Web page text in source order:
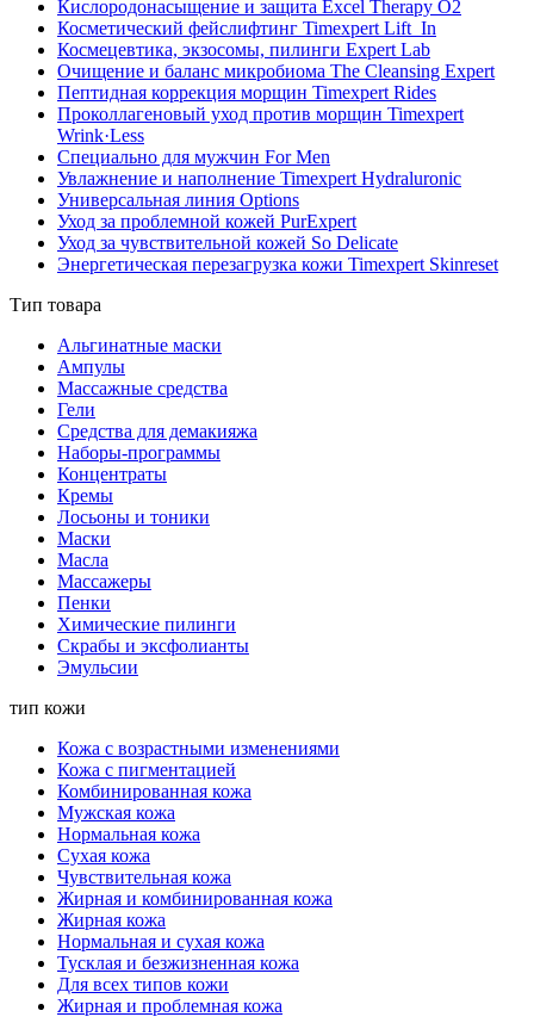
Кислородонасыщение и защита Excel Therapy O2
Косметический фейслифтинг Timexpert Lift_In
Космецевтика, экзосомы, пилинги Expert Lab
Очищение и баланс микробиома The Cleansing Expert
Пептидная коррекция морщин Timexpert Rides
Проколлагеновый уход против морщин Timexpert
Wrink·Less
Специально для мужчин For Men
Увлажнение и наполнение Timexpert Hydraluronic
Универсальная линия Options
Уход за проблемной кожей PurExpert
Уход за чувствительной кожей So Delicate
Энергетическая перезагрузка кожи Timexpert Skinreset
Тип товара
Альгинатные маски
Ампулы
Массажные средства
Гели
Средства для демакияжа
Наборы-программы
Концентраты
Кремы
Лосьоны и тоники
Маски
Масла
Массажеры
Пенки
Химические пилинги
Скрабы и эксфолианты
Эмульсии
тип кожи
Кожа с возрастными изменениями
Кожа с пигментацией
Комбинированная кожа
Мужская кожа
Нормальная кожа
Сухая кожа
Чувствительная кожа
Жирная и комбинированная кожа
Жирная кожа
Нормальная и сухая кожа
Тусклая и безжизненная кожа
Для всех типов кожи
Жирная и проблемная кожа